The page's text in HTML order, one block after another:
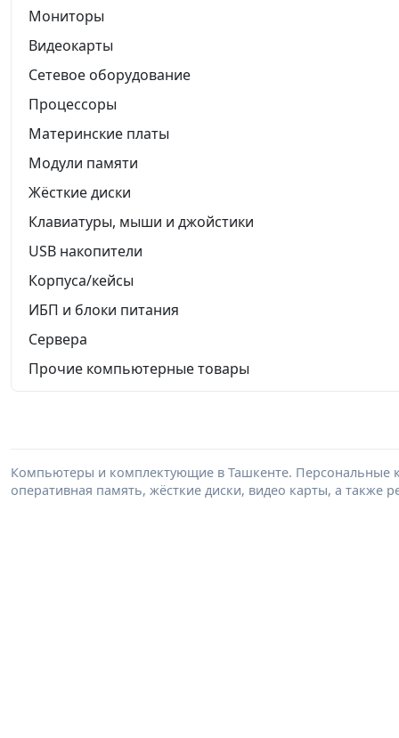
Мониторы
Видеокарты
Сетевое оборудование
Процессоры
Материнские платы
Модули памяти
Жёсткие диски
Клавиатуры, мыши и джойстики
USB накопители
Корпуса/кейсы
ИБП и блоки питания
Сервера
Прочие компьютерные товары
Компьютеры и комплектующие в Ташкенте. Персональные
оперативная память, жёсткие диски, видео карты, а также